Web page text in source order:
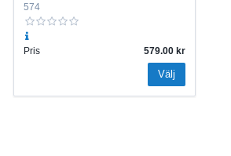
574
Pris 579.00
Välj